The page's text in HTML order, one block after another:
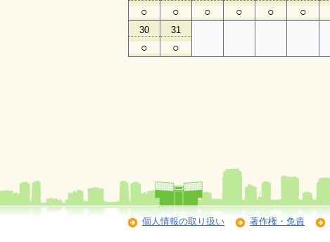
○ ○ ○ ○ ○ ○
30
○
31
○
個人情報の取り扱い 著作権・免責